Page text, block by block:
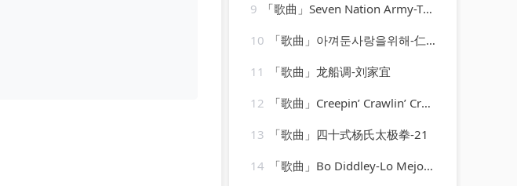
9
「歌曲」Seven Nation Army-The Vocal Masters
10
「歌曲」아껴둔사랑을위해-仁顺伊
11
「歌曲」龙船调-刘家宜
12
「歌曲」Creepin’ Crawlin’ Cryin’-Billie and Lillie
13
「歌曲」四十式杨氏太极拳-21
14
「歌曲」Bo Diddley-Lo Mejor del Rock de los 50